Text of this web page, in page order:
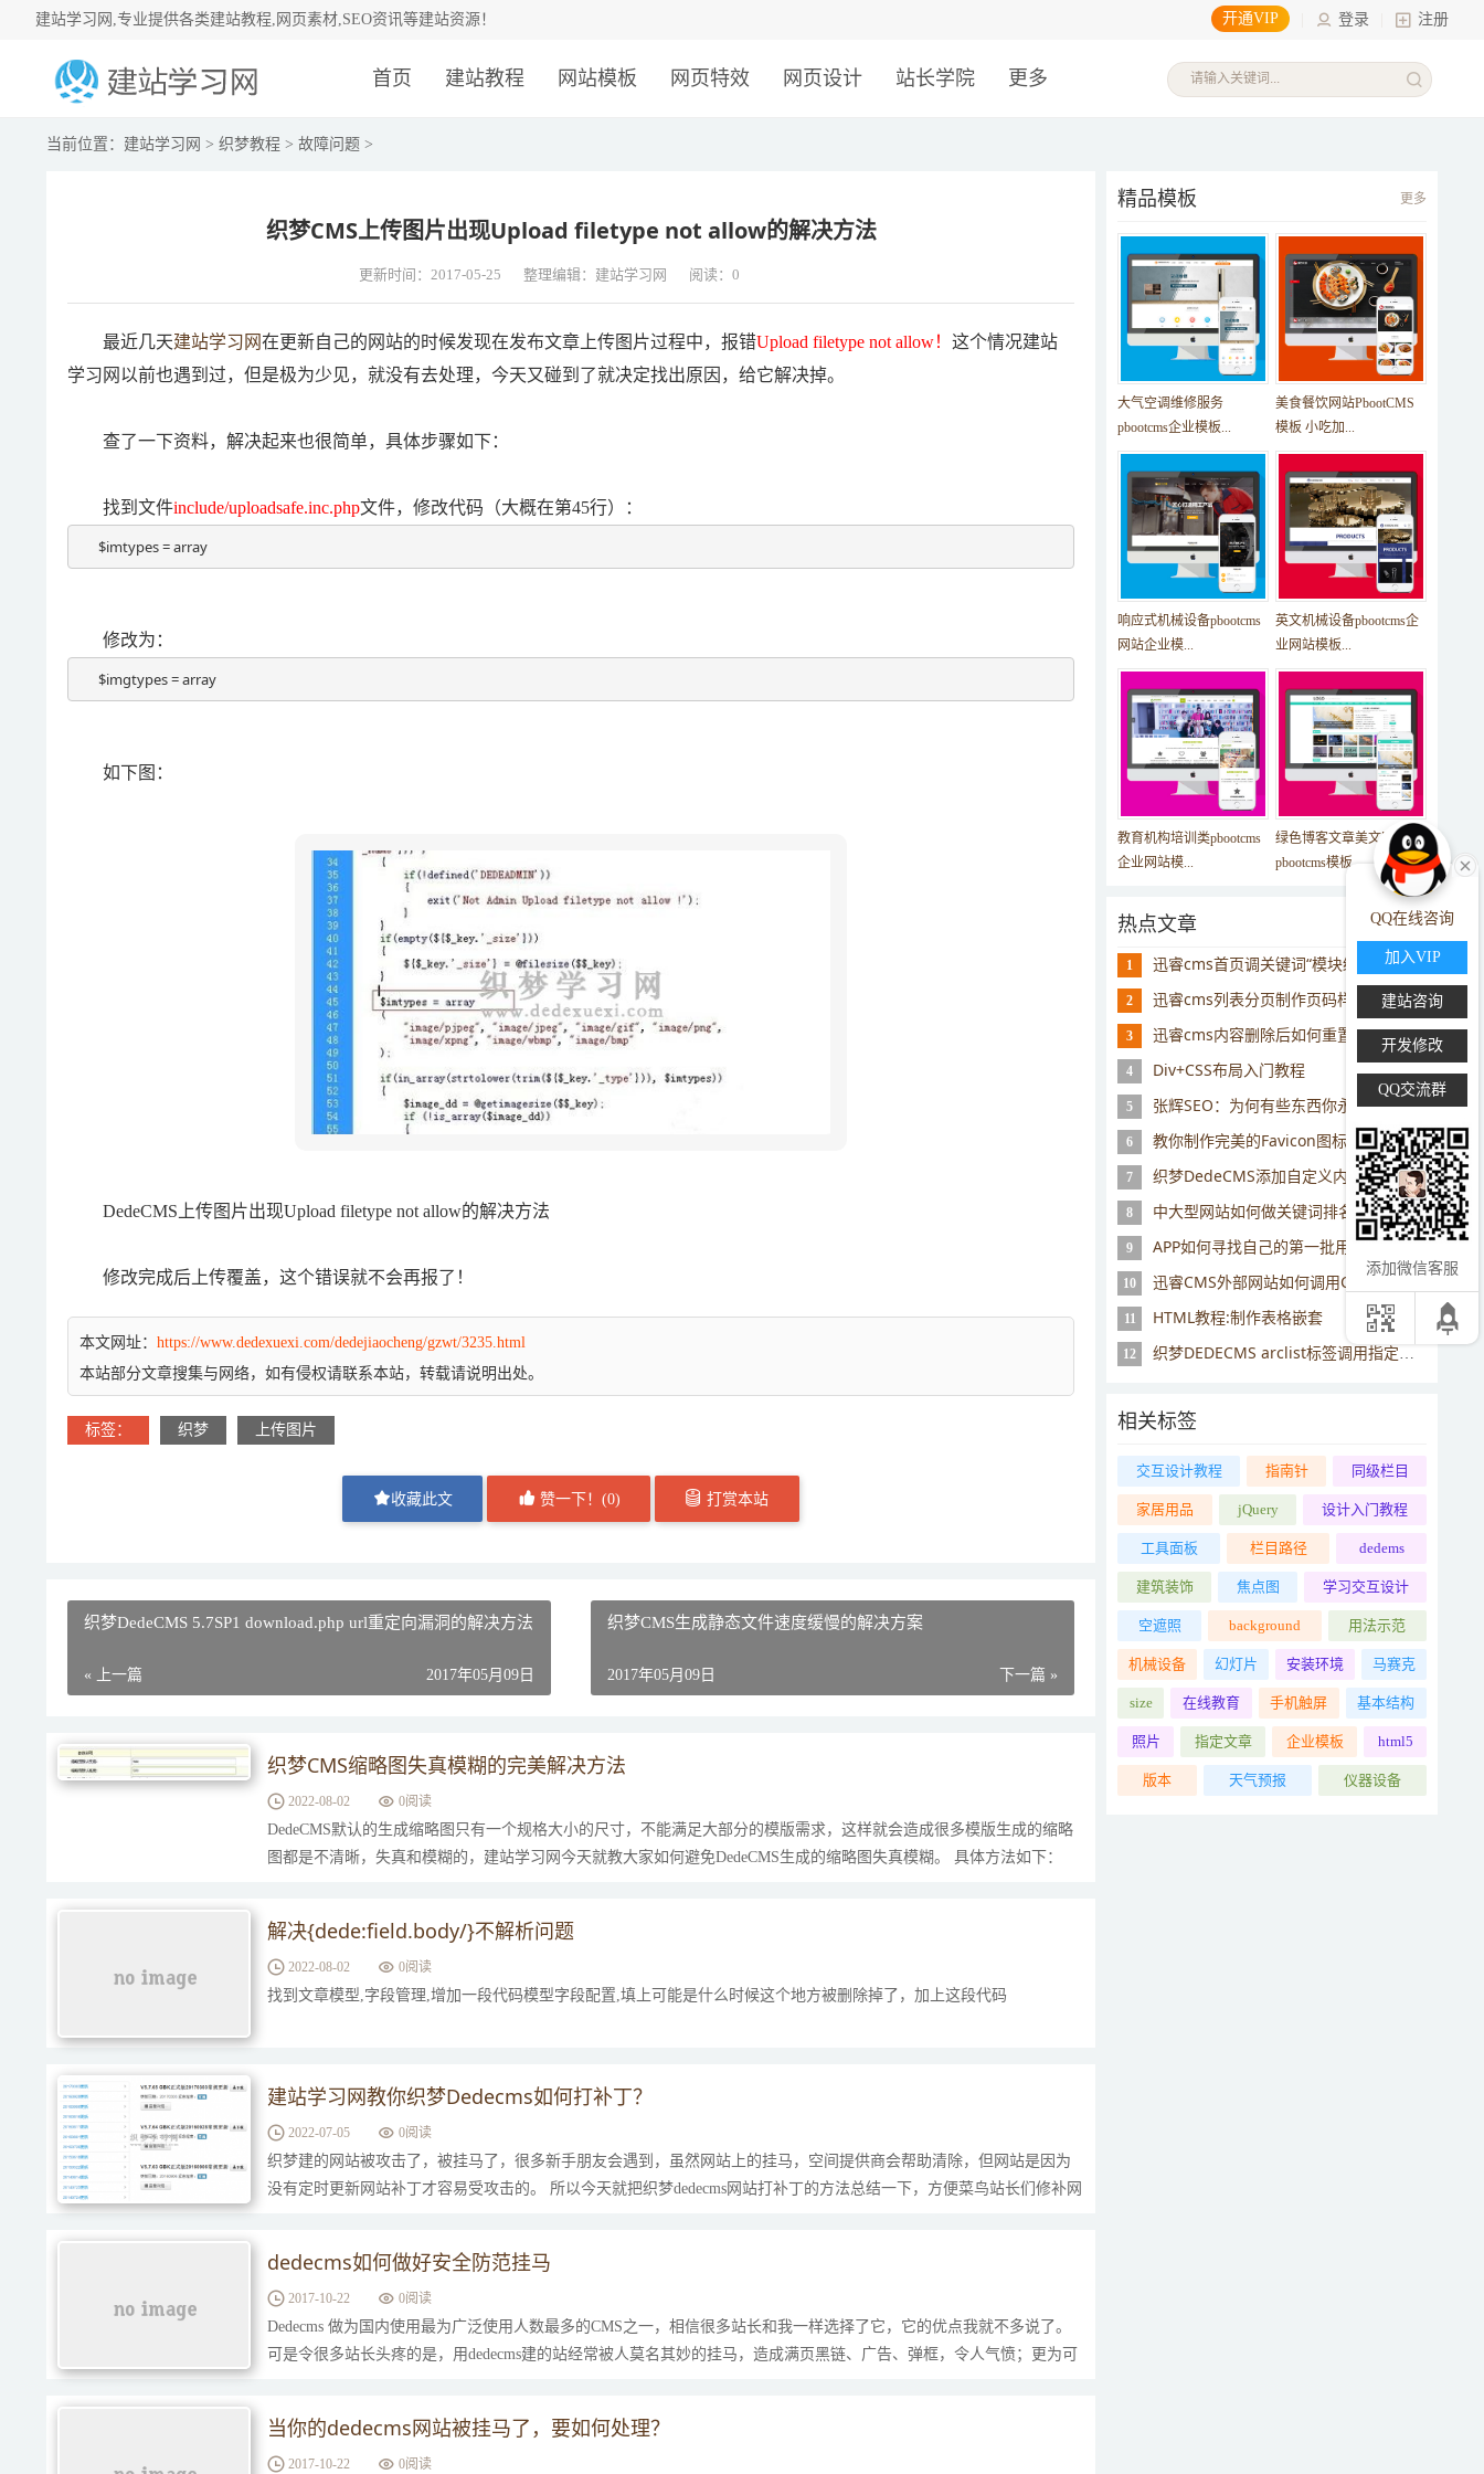
建站学习网,专业提供各类建站教程,网页素材,SEO资讯等建站资源！ 开通VIP 登录 注册
首页 建站教程 网站模板 网页特效 网页设计 站长学院 更多
当前位置： 建站学习网 > 织梦教程 > 故障问题 >
织梦CMS上传图片出现Upload filetype not allow的解决方法
更新时间：2017-05-25 整理编辑：建站学习网 阅读： 0
最近几天建站学习网在更新自己的网站的时候发现在发布文章上传图片过程中，报错Upload filetype not allow！ 这个情况建站
学习网以前也遇到过，但是极为少见，就没有去处理，今天又碰到了就决定找出原因，给它解决掉。
查了一下资料，解决起来也很简单，具体步骤如下：
找到文件include/uploadsafe.inc.php文件，修改代码（大概在第45行）：
$imtypes = array
修改为：
$imgtypes = array
如下图：
DedeCMS上传图片出现Upload filetype not allow的解决方法
修改完成后上传覆盖，这个错误就不会再报了！
本文网址： https://www.dedexuexi.com/dedejiaocheng/gzwt/3235.html
本站部分文章搜集与网络，如有侵权请联系本站，转载请说明出处。
标签： 织梦 上传图片
收藏此文 赞一下！(0) 打赏本站
织梦DedeCMS 5.7SP1 download.php url重定向漏洞的解决方法
« 上一篇 2017年05月09日
织梦CMS生成静态文件速度缓慢的解决方案
2017年05月09日 下一篇 »
织梦CMS缩略图失真模糊的完美解决方法
2022-08-02 0阅读
DedeCMS默认的生成缩略图只有一个规格大小的尺寸，不能满足大部分的模版需求，这样就会造成很多模版生成的缩略
图都是不清晰，失真和模糊的，建站学习网今天就教大家如何避免DedeCMS生成的缩略图失真模糊。 具体方法如下：
解决{dede:field.body/}不解析问题
2022-08-02 0阅读
找到文章模型,字段管理,增加一段代码模型字段配置,填上可能是什么时候这个地方被删除掉了，加上这段代码
建站学习网教你织梦Dedecms如何打补丁？
2022-07-05 0阅读
织梦建的网站被攻击了，被挂马了，很多新手朋友会遇到，虽然网站上的挂马，空间提供商会帮助清除，但网站是因为
没有定时更新网站补丁才容易受攻击的。 所以今天就把织梦dedecms网站打补丁的方法总结一下，方便菜鸟站长们修补网
dedecms如何做好安全防范挂马
2017-10-22 0阅读
Dedecms 做为国内使用最为广泛使用人数最多的CMS之一，相信很多站长和我一样选择了它，它的优点我就不多说了。
可是令很多站长头疼的是，用dedecms建的站经常被人莫名其妙的挂马，造成满页黑链、广告、弹框，令人气愤；更为可
当你的dedecms网站被挂马了，要如何处理？
2017-10-22 0阅读
精品模板 更多
大气空调维修服务
pbootcms企业模板...
美食餐饮网站PbootCMS
模板 小吃加...
响应式机械设备pbootcms
网站企业模...
英文机械设备pbootcms企
业网站模板...
教育机构培训类pbootcms
企业网站模...
绿色博客文章美文网站
pbootcms模板...
热点文章
1 迅睿cms首页调关键词“模块缓存不存在”
2 迅睿cms列表分页制作页码样式的思路
3 迅睿cms内容删除后如何重置id序号？
4 Div+CSS布局入门教程
5 张辉SEO：为何有些东西你永远学不来
6 教你制作完美的Favicon图标
7 织梦DedeCMS添加自定义内容模型 前台调用不出值
8 中大型网站如何做关键词排名
9 APP如何寻找自己的第一批用户
10 迅睿CMS外部网站如何调用CMS数据
11 HTML教程:制作表格嵌套
12 织梦DEDECMS arclist标签调用指定文章ID
相关标签
交互设计教程 指南针 同级栏目
家居用品 jQuery 设计入门教程
工具面板 栏目路径 dedems
建筑装饰 焦点图 学习交互设计
空遮照 background 用法示范
机械设备 幻灯片 安装环境 马赛克
size 在线教育 手机触屏 基本结构
照片 指定文章 企业模板 html5
版本 天气预报 仪器设备
QQ在线咨询
加入VIP
建站咨询
开发修改
QQ交流群
添加微信客服